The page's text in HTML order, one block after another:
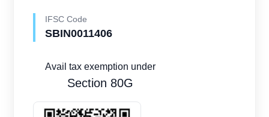
IFSC Code
SBIN0011406
Avail tax exemption under
Section 80G